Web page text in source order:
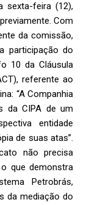
sexta-feira (12),
Com
da comissão,
participação do
10 da Cláusula
referente ao
“A Companhia
da CIPA de um
entidade
de suas atas”.
não precisa
que demonstra
Petrobrás,
da mediação do